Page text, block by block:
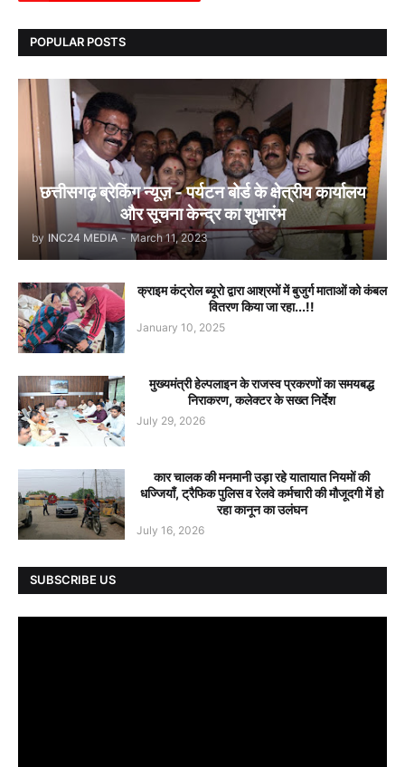
POPULAR POSTS
छत्तीसगढ़ ब्रेकिंग न्यूज़ - पर्यटन बोर्ड के क्षेत्रीय कार्यालय
और सूचना केन्द्र का शुभारंभ
by INC24 MEDIA - March 11, 2023
क्राइम कंट्रोल ब्यूरो द्वारा आश्रमों में बुजुर्ग माताओं को कंबल
वितरण किया जा रहा...!!
January 10, 2025
मुख्यमंत्री हेल्पलाइन के राजस्व प्रकरणों का समयबद्ध
निराकरण, कलेक्टर के सख्त निर्देश
July 29, 2026
कार चालक की मनमानी उड़ा रहे यातायात नियमों की
धज्जियाँ, ट्रैफिक पुलिस व रेलवे कर्मचारी की मौजूदगी में हो
रहा कानून का उलंघन
July 16, 2026
SUBSCRIBE US